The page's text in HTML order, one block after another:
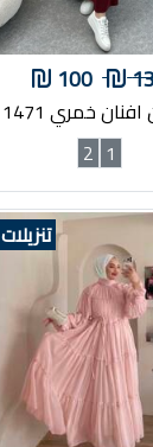
100
خمري 1471
1
2
تنزيلات